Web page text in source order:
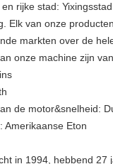
rijke stad:
Elk van onze
markten over de
machine zijn van
de motor&snelheid:
Eton
1994, hebbend 27